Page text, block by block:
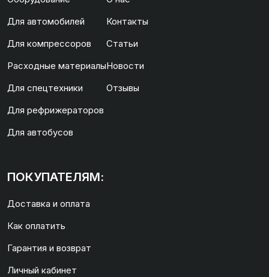
Для автомобилей
Для компрессоров
Расходные материалы
Для спецтехники
Для рефрижераторов
Для автобусов
Контакты
Статьи
Новости
Отзывы
ПОКУПАТЕЛЯМ:
Доставка и оплата
Как оплатить
Гарантия и возврат
Личный кабинет